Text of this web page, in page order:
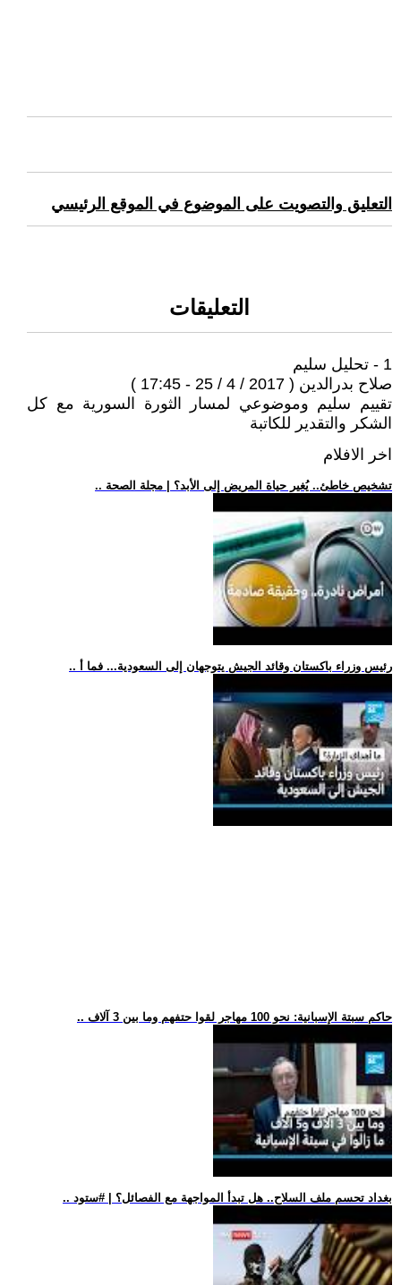
التعليق والتصويت على الموضوع في الموقع الرئيسي
التعليقات
1 - تحليل سليم
صلاح بدرالدين ( 2017 / 4 / 25 - 17:45 )
تقييم سليم وموضوعي لمسار الثورة السورية مع كل
الشكر والتقدير للكاتبة
اخر الافلام
.. تشخيص خاطئ.. يُغير حياة المريض إلى الأبد؟ | مجلة الصحة
.. رئيس وزراء باكستان وقائد الجيش يتوجهان إلى السعودية... فما أ
.. حاكم سبتة الإسبانية: نحو 100 مهاجر لقوا حتفهم وما بين 3 آلاف
.. بغداد تحسم ملف السلاح.. هل تبدأ المواجهة مع الفصائل؟ | #ستود